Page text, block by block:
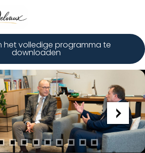
het volledige programma te
downloaden